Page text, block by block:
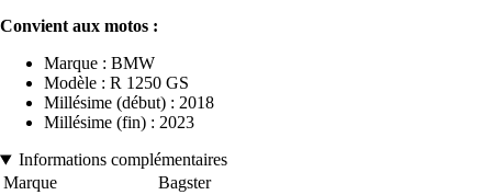
Convient aux motos :
Marque : BMW
Modèle : R 1250 GS
Millésime (début) : 2018
Millésime (fin) : 2023
Informations complémentaires
Marque
Bagster